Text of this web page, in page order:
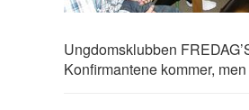
Ungdomsklubben
Konfirmantene kommer,